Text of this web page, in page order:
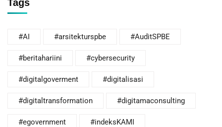
Tags
#AI #arsitekturspbe #AuditSPBE
#beritahariini #cybersecurity
#digitalgoverment #digitalisasi
#digitaltransformation #digitamaconsulting
#egovernment #indeksKAMI